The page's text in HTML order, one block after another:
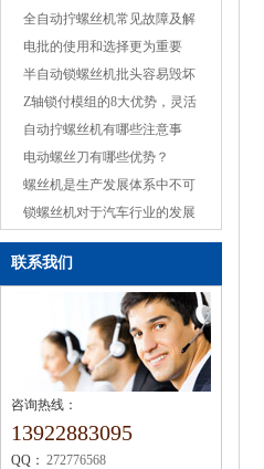
全自动拧螺丝机常见故障及解
决方案
电批的使用和选择更为重要
半自动锁螺丝机批头容易毁坏
的原因
Z轴锁付模组的8大优势，灵活
适应多种产品
自动拧螺丝机有哪些注意事
项？
电动螺丝刀有哪些优势？
螺丝机是生产发展体系中不可
或缺的机械设备
锁螺丝机对于汽车行业的发展
联系我们
咨询热线：
13922883095
QQ： 272776568